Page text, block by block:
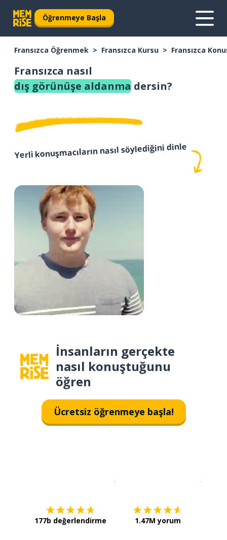
Öğrenmeye Başla
Fransızca Öğrenmek Fransızca Kursu Fransızca
Fransızca nasıl
dış görünüşe aldanma dersin?
Yerli konuşmacıların nasıl söylediğini dinle
İnsanların gerçekte
nasıl konuştuğunu
öğren
Ücretsiz öğrenmeye başla!
177b değerlendirme 1.47M yorum